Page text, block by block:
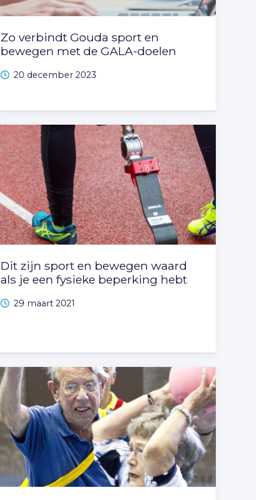
Zo verbindt Gouda sport en
bewegen met de GALA-doelen
20 december 2023
Dit zijn sport en bewegen waard
als je een fysieke beperking hebt
29 maart 2021